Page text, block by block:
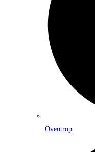
Oventrop